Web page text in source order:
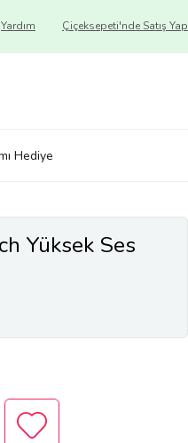
Çiçeksepeti'nde Satış Yap
Yardım
Hediye
Yüksek Ses